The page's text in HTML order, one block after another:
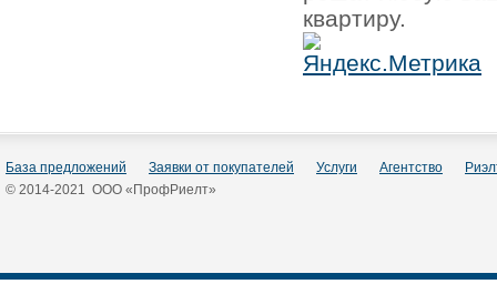
квартиру.
База предложений Заявки от покупателей Услуги Агентство
© 2014-2021 ООО «ПрофРиелт»